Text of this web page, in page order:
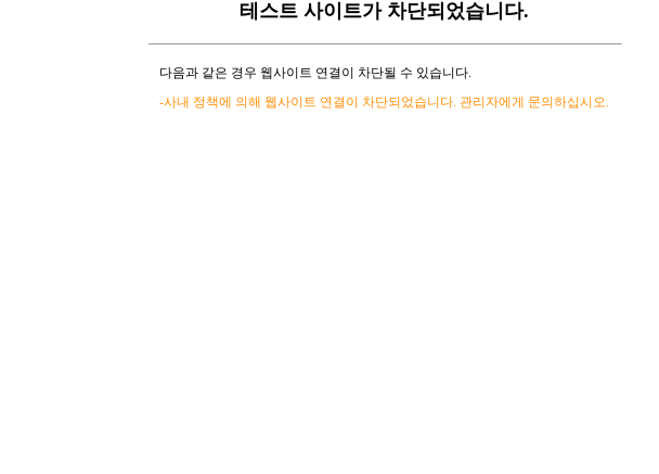
테스트 사이트가 차단되었습니다.
다음과 같은 경우 웹사이트 연결이 차단될 수 있습니다.
-사내 정책에 의해 웹사이트 연결이 차단되었습니다. 관리자에게 문의하십시오.